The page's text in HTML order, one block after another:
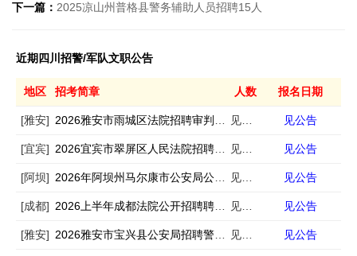
下一篇： 2025凉山州普格县警务辅助人员招聘15人
近期四川招警/军队文职公告
地区 招考简章 人数 报名日期
[雅安] 2026雅安市雨城区法院招聘审判辅助人员4人 见公告 见公告
[宜宾] 2026宜宾市翠屏区人民法院招聘司法辅助人员3人 见公告 见公告
[阿坝] 2026年阿坝州马尔康市公安局公开招聘警务辅助人员公告 见公告 见公告
[成都] 2026上半年成都法院公开招聘聘用制审判辅助人员100名公告 见公告 见公告
[雅安] 2026雅安市宝兴县公安局招聘警务辅助人员9人 见公告 见公告